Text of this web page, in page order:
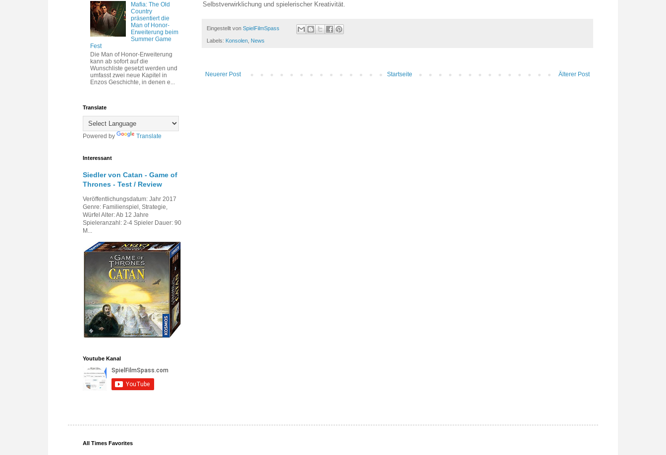
Selbstverwirklichung und spielerischer Kreativität.
Eingestellt von SpielFilmSpass
Labels: Konsolen News
Neuerer Post Älterer Post
Startseite
Mafia: The Old
Country
präsentiert die
Man of Honor-
Erweiterung beim
Summer Game
Fest
Die Man of Honor-Erweiterung
kann ab sofort auf die
Wunschliste gesetzt werden und
umfasst zwei neue Kapitel in
Enzos Geschichte, in denen e...
Translate
Powered by Translate
Interessant
Siedler von Catan - Game of
Thrones - Test / Review
Veröffentlichungsdatum: Jahr 2017
Genre: Familienspiel, Strategie,
Würfel Alter: Ab 12 Jahre
Spieleranzahl: 2-4 Spieler Dauer: 90
M...
Youtube Kanal
All Times Favorites